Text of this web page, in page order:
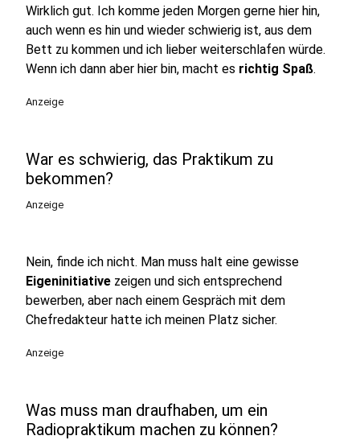
Wirklich gut. Ich komme jeden Morgen gerne hier hin,
auch wenn es hin und wieder schwierig ist, aus dem
Bett zu kommen und ich lieber weiterschlafen würde.
Wenn ich dann aber hier bin, macht es richtig Spaß.
Anzeige
War es schwierig, das Praktikum zu
bekommen?
Anzeige
Nein, finde ich nicht. Man muss halt eine gewisse
Eigeninitiative zeigen und sich entsprechend
bewerben, aber nach einem Gespräch mit dem
Chefredakteur hatte ich meinen Platz sicher.
Anzeige
Was muss man draufhaben, um ein
Radiopraktikum machen zu können?